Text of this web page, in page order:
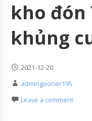
kho đón
khủng
2021-12-20
admingooner195
Leave a comment